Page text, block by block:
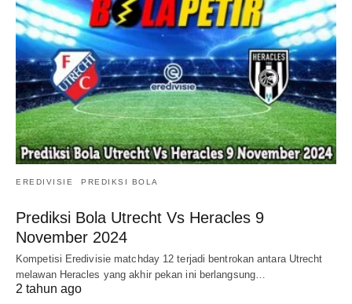
EREDIVISIE PREDIKSI BOLA
Prediksi Bola Utrecht Vs Heracles 9
November 2024
Kompetisi Eredivisie matchday 12 terjadi bentrokan antara Utrecht
melawan Heracles yang akhir pekan ini berlangsung…
2 tahun ago